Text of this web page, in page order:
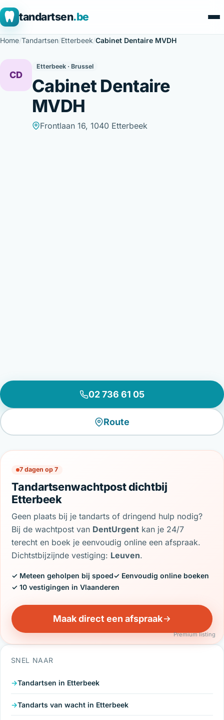
tandartsen.be
Home/Tandartsen/Etterbeek/Cabinet Dentaire MVDH
CD
Etterbeek · Brussel
Cabinet Dentaire
MVDH
Frontlaan 16, 1040 Etterbeek
02 736 61 05
Route
7 dagen op 7
Tandartsenwachtpost dichtbij
Etterbeek
Geen plaats bij je tandarts of dringend hulp nodig?
Bij de wachtpost van DentUrgent kan je 24/7
terecht en boek je eenvoudig online een afspraak.
Dichtstbijzijnde vestiging: Leuven.
✓ Meteen geholpen bij spoed✓ Eenvoudig online boeken
✓ 10 vestigingen in Vlaanderen
Maak direct een afspraak
Premium listing
SNEL NAAR
Tandartsen in Etterbeek
Tandarts van wacht in Etterbeek